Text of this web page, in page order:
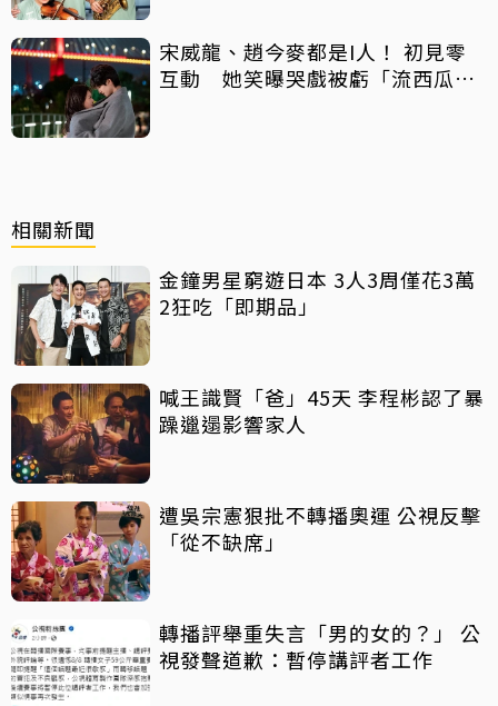
宋威龍、趙今麥都是I人！ 初見零
互動 她笑曝哭戲被虧「流西瓜
相關新聞
金鐘男星窮遊日本 3人3周僅花3萬
2狂吃「即期品」
喊王識賢「爸」45天 李程彬認了暴
躁邋遢影響家人
遭吳宗憲狠批不轉播奧運 公視反擊
「從不缺席」
轉播評舉重失言「男的女的？」 公
視發聲道歉：暫停講評者工作